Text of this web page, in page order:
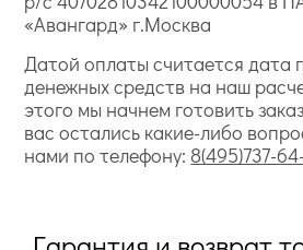
«Авангард» г.Москва
Датой оплаты считается дата
денежных средств на наш
этого мы начнем готовить
вас остались какие-либо
нами по телефону: 8(495)737-